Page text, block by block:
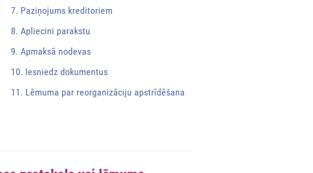
7. Paziņojums kreditoriem
8. Apliecini parakstu
9. Apmaksā nodevas
10. Iesniedz dokumentus
11. Lēmuma par reorganizāciju apstrīdēšana